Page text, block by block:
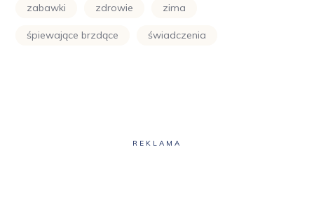
zabawki zdrowie zima
śpiewające brzdące świadczenia
REKLAMA